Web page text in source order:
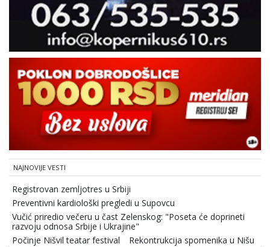
NAJNOVIJE VESTI
Registrovan zemljotres u Srbiji
Preventivni kardiološki pregledi u Supovcu
Vučić priredio večeru u čast Zelenskog: "Poseta će doprineti
razvoju odnosa Srbije i Ukrajine"
Počinje Nišvil teatar festival
Rekontrukcija spomenika u Nišu